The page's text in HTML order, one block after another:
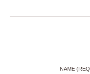
NAME